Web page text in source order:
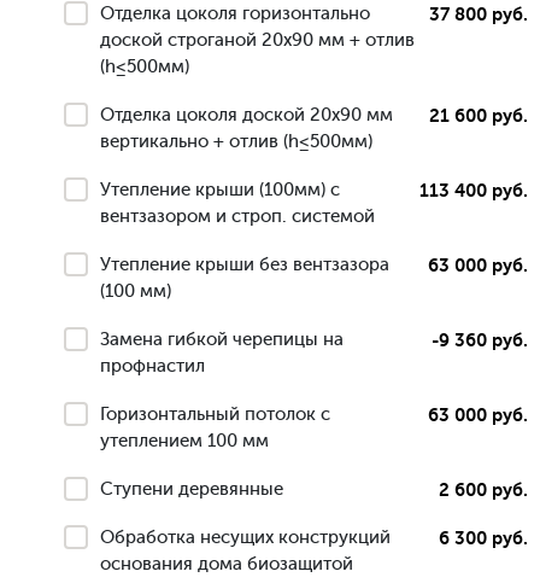
Отделка цоколя горизонтально
доской строганой 20х90 мм + отлив
(h≤500мм)
37 800 руб.
Отделка цоколя доской 20х90 мм
вертикально + отлив (h≤500мм)
21 600 руб.
Утепление крыши (100мм) с
вентзазором и строп. системой
113 400 руб.
Утепление крыши без вентзазора
(100 мм)
63 000 руб.
Замена гибкой черепицы на
профнастил
-9 360 руб.
Горизонтальный потолок с
утеплением 100 мм
63 000 руб.
Ступени деревянные 2 600 руб.
Обработка несущих конструкций
основания дома биозащитой
6 300 руб.